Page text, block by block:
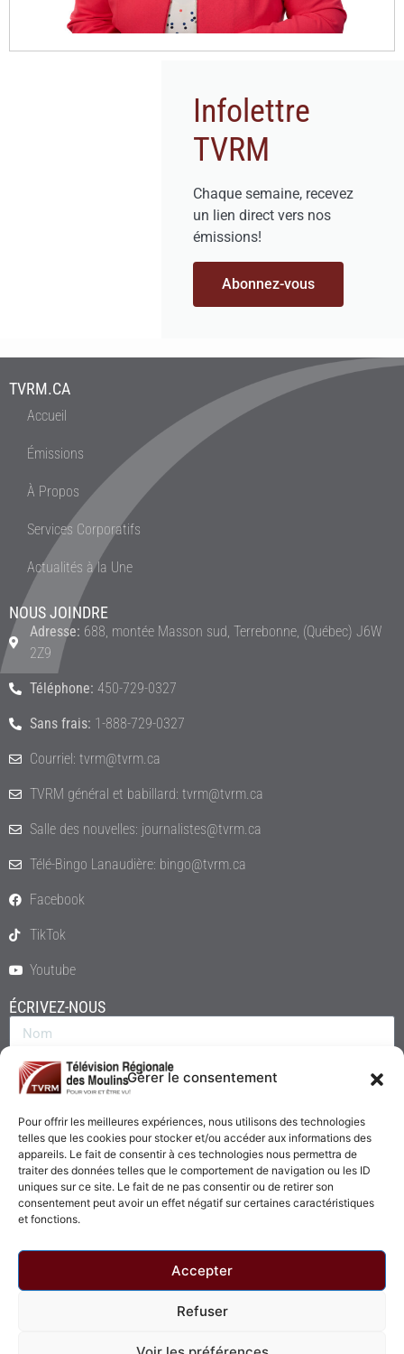
Gérer le consentement
Pour offrir les meilleures expériences, nous utilisons des technologies
telles que les cookies pour stocker et/ou accéder aux informations des
appareils. Le fait de consentir à ces technologies nous permettra de
traiter des données telles que le comportement de navigation ou les ID
uniques sur ce site. Le fait de ne pas consentir ou de retirer son
consentement peut avoir un effet négatif sur certaines caractéristiques
et fonctions.
Accepter
Refuser
Infolettre
TVRM
Chaque semaine, recevez
un lien direct vers nos
émissions!
Abonnez-vous
TVRM.CA
Accueil
Émissions
À Propos
Services Corporatifs
Actualités à la Une
NOUS JOINDRE
Adresse: 688, montée Masson sud, Terrebonne, (Québec) J6W
2Z9
Téléphone: 450-729-0327
Sans frais: 1-888-729-0327
Courriel: tvrm@tvrm.ca
TVRM général et babillard: tvrm@tvrm.ca
Salle des nouvelles: journalistes@tvrm.ca
Télé-Bingo Lanaudière: bingo@tvrm.ca
Facebook
TikTok
Youtube
ÉCRIVEZ-NOUS
© 2026 - Télévision Régionale des Moulins. Tous droits réservés.